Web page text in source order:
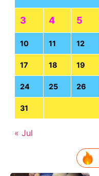
3 4 5
10 11 12
17 18 19
24 25 26
31
« Jul